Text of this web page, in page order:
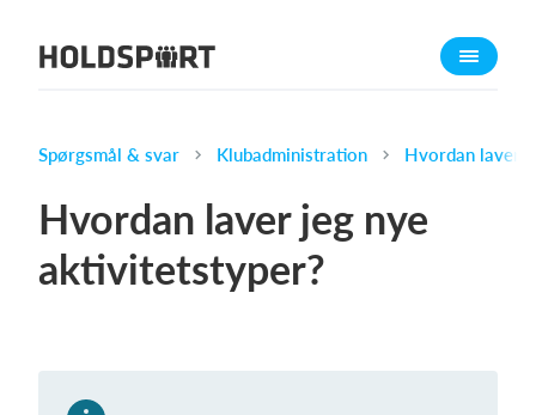
Om Holdsport
Presseomtale
Funktioner
Spørgsmål & svar Klubadministration Hvordan laver
Hvordan laver jeg nye
aktivitetstyper?